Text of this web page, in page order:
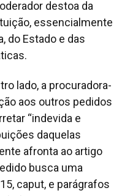
destoa da
essencialmente
do Estado e das
lado, a procuradora-
aos outros pedidos
“indevida e
daquelas
afronta ao artigo
busca uma
caput, e parágrafos